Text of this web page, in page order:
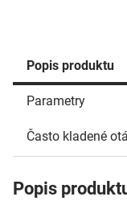
Popis produktu
Parametry
Často kladené
Popis